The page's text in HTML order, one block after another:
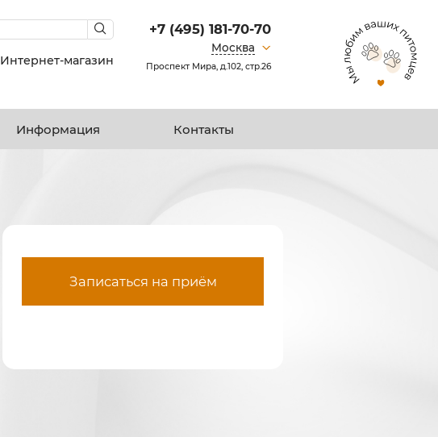
Интернет-магазин
+7 (495) 181-70-70
Москва
Проспект Мира, д.102, стр.26
Информация Контакты
Записаться на приём